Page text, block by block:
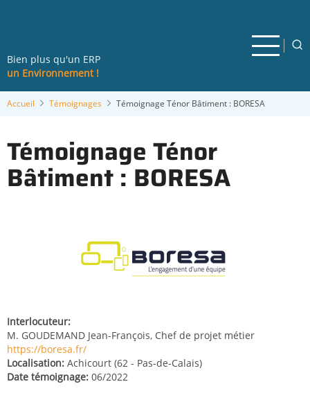
Bien plus qu'un ERP
un Environnement !
Accueil Témoignages Témoignage Ténor Bâtiment : BORESA
Témoignage Ténor
Bâtiment : BORESA
Interlocuteur
M. GOUDEMAND Jean-François, Chef de projet métier
https://boresa.fr/
Localisation Achicourt (62 - Pas-de-Calais)
Date témoignage 06/2022